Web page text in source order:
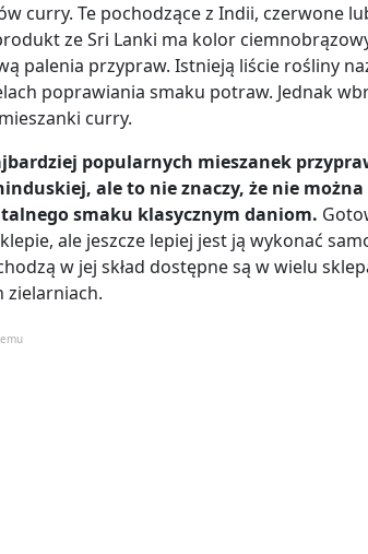
curry. Te pochodzące z Indii, czerwone
ze Sri Lanki ma kolor
palenia przypraw. Istnieją liście rośliny
poprawiania smaku potraw. Jednak
curry.
popularnych mieszanek
ale to nie znaczy, że nie
smaku klasycznym daniom.
ale jeszcze lepiej jest ją wykonać
w jej skład dostępne są w wielu
zielarniach.